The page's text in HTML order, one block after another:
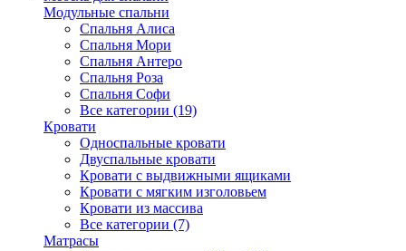
Модульные спальни
Спальня Алиса
Спальня Мори
Спальня Антеро
Спальня Роза
Спальня Софи
Все категории (19)
Кровати
Односпальные кровати
Двуспальные кровати
Кровати с выдвижными ящиками
Кровати с мягким изголовьем
Кровати из массива
Все категории (7)
Матрасы